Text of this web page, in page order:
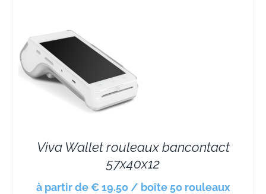
Viva Wallet rouleaux bancontact
57x40x12
à partir de € 19.50 / boîte 50 rouleaux